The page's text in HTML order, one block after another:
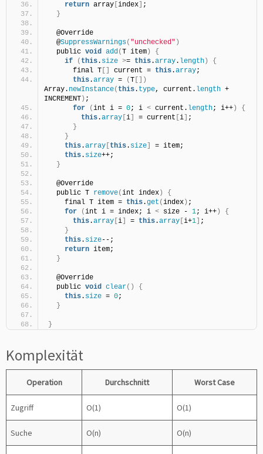
return array index
;
}
  @Override
  @
SuppressWarnings( "unchecked" )
  public
void add(T item )
{
if
( this. size >= this.array. length )
{
      final T
current = this.array;
this.array = (T [])
Array. newInstance( this. type, current. length +
INCREMENT ) ;
for
(int i = 0; i < current. length; i++ )
{
this.array i = current i
;
}
}
this.array this. size
= item;
this. size++;
}
  @Override
  public T
remove(int index )
{
    final T item =
this.get (index ) ;
for
(int i = index; i < size - 1; i++ )
{
this.array i = this.array i+1
;
}
this. size--;
return item;
}
  @Override
  public
void clear()
{
this. size = 0;
}
}
Komplexität
Operation Durchschnitt Worst Case
Zugriff O(1) O(1)
Suche O(n) O(n)